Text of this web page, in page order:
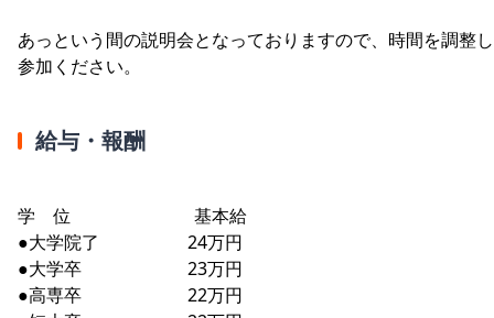
あっという間の説明会となっておりますので、時間を調整
参加ください。
給与・報酬
学 位 基本給
●大学院了 24万円
●大学卒 23万円
●高専卒 22万円